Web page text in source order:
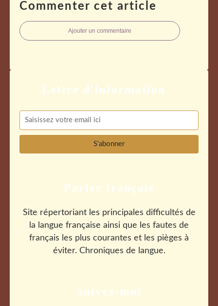
Commenter cet article
Ajouter un commentaire
Suivez-moi
Parler français
Site répertoriant les principales difficultés de
la langue française ainsi que les fautes de
français les plus courantes et les pièges à
éviter. Chroniques de langue.